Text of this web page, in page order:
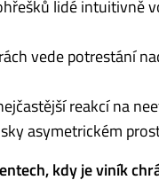
lidé intuitivně
vede potrestání
reakcí na
asymetrickém
kdy je viník